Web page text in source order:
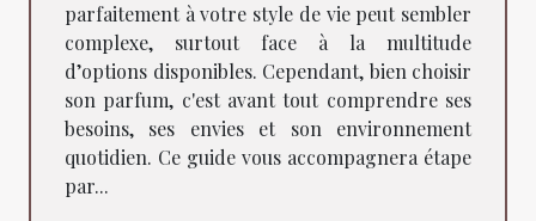
parfaitement à votre style de vie peut sembler
complexe, surtout face à la multitude
d’options disponibles. Cependant, bien choisir
son parfum, c'est avant tout comprendre ses
besoins, ses envies et son environnement
quotidien. Ce guide vous accompagnera étape
par...